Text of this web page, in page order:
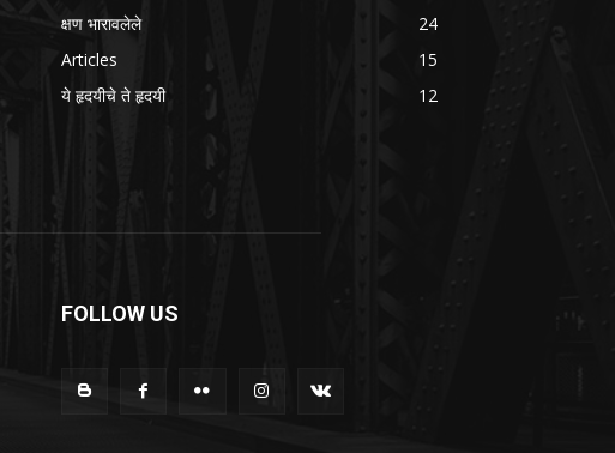
क्षण भारावलेले
24
Articles
15
ये हृदयीचे ते हृदयी
12
FOLLOW US